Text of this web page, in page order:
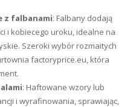
z falbanami: Falbany dodają
i kobiecego uroku, idealne na
Szeroki wybór rozmaitych
factoryprice.eu, która
: Haftowane wzory lub
i wyrafinowania, sprawiając,